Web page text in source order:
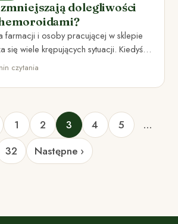
dolegliwości
farmacji i osoby pracującej w sklepie
się wiele krępujących sytuacji. Kiedyś
czytania
1 2 3 4 5
…
32
Następne ›